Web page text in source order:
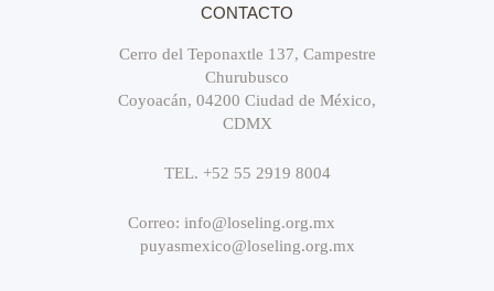
CONTACTO
Cerro del Teponaxtle 137, Campestre
Churubusco
Coyoacán, 04200 Ciudad de México,
CDMX
TEL. +52 55 2919 8004
Correo: info@loseling.org.mx
puyasmexico@loseling.org.mx